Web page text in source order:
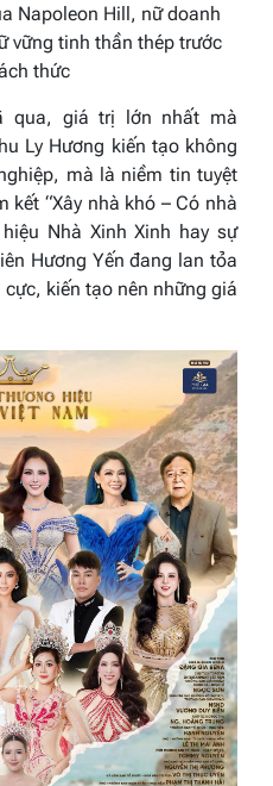
Napoleon Hill, nữ doanh
vững tinh thần thép trước
thức
qua, giá trị lớn nhất mà
Ly Hương kiến tạo không
mà là niềm tin tuyệt
kết“Xây nhà khó – Có nhà
Nhà Xinh Xinh hay sự
Hương Yến đang lan tỏa
kiến tạo nên những giá